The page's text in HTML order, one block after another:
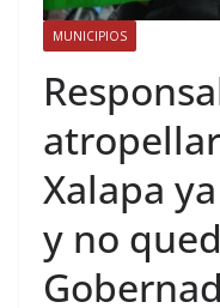
MUNICIPIOS
Xalapa
y no